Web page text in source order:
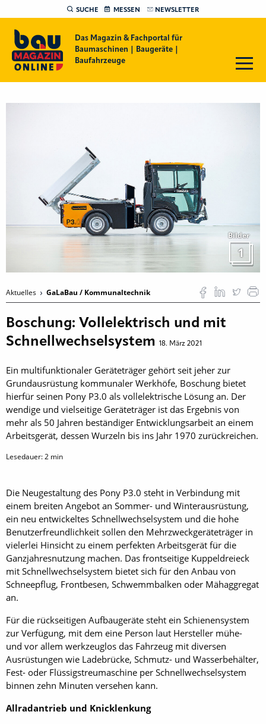
SUCHE MESSEN NEWSLETTER
Das Magazin & Fachportal für
Baumaschinen | Baugeräte |
Baufahrzeuge
Bilder
1
Aktuelles GaLaBau / Kommunaltechnik
Boschung: Vollelektrisch und mit
Schnellwechselsystem 18. März 2021
Ein multifunktionaler Geräteträger gehört seit jeher zur
Grundausrüstung kommunaler Werkhöfe, Boschung bietet
hierfür seinen Pony P3.0 als vollelektrische Lösung an. Der
wendige und vielseitige Geräteträger ist das Ergebnis von
mehr als 50 Jahren beständiger Entwicklungsarbeit an einem
Arbeitsgerät, dessen Wurzeln bis ins Jahr 1970 zurückreichen.
Lesedauer:2 min
Die Neugestaltung des Pony P3.0 steht in Verbindung mit
einem breiten Angebot an Sommer- und Winterausrüstung,
ein neu entwickeltes Schnellwechselsystem und die hohe
Benutzerfreundlichkeit sollen den Mehrzweckgeräteträger in
vielerlei Hinsicht zu einem perfekten Arbeitsgerät für die
Ganzjahresnutzung machen. Das frontseitige Kuppeldreieck
mit Schnellwechselsystem bietet sich für den Anbau von
Schneepflug, Frontbesen, Schwemmbalken oder Mähaggregat
an.
Für die rückseitigen Aufbaugeräte steht ein Schienensystem
zur Verfügung, mit dem eine Person laut Hersteller mühe-
und vor allem werkzeuglos das Fahrzeug mit diversen
Ausrüstungen wie Ladebrücke, Schmutz- und Wasserbehälter,
Fest- oder Flüssigstreumaschine per Schnellwechselsystem
binnen zehn Minuten versehen kann.
Allradantrieb und Knicklenkung